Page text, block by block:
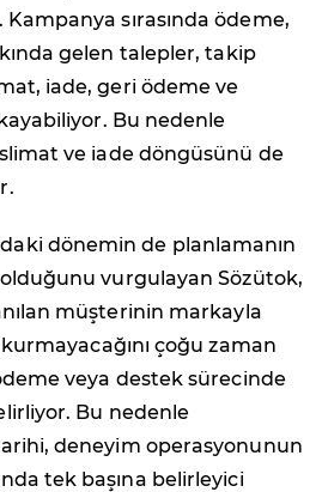
sırasında ödeme,
gelen talepler, takip
iade, geri ödeme ve
Bu nedenle
ve iade döngüsünü de
dönemin de planlamanın
olduğunu vurgulayan Sözütok,
müşterinin markayla
çoğu zaman
veya destek sürecinde
Bu nedenle
deneyim operasyonunun
tek başına belirleyici